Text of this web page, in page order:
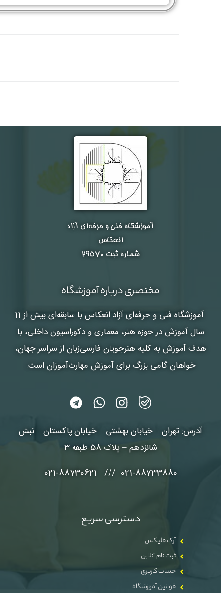
آموزشگاه فنی و حرفه‌ای آزاد
انعکاس
شماره ثبت ۲۹۵۷۰
مختصری درباره آموزشگاه
آموزشگاه فنی و حرفه‌ای آزاد انعکاس
با سابقه‌ای بیش از 11
سال آموزش در حوزه هنر، معماری و دکوراسیون داخلی، با
هدف آموزش به کلیه هنرجویان فارسی‌زبان از سراسر جهان،
خواهان گامی بزرگ برای آموزش مهارت‌آموزان است.
آدرس: تهران – خیابان بهشتی – خیابان پاکستان – نبش
شانزدهم – پلاک 58 طبقه 3
021-88733880 /// 021-88730621
دسترسی سریع
آرک فلیکس
ثبت نام آنلاین
حساب کاربری
قوانین آموزشگاه
شماره واتس‌اپ : *